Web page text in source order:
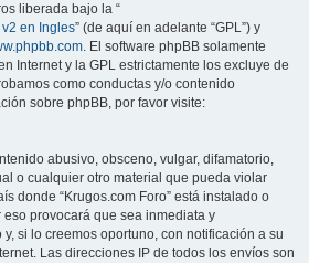
liberada bajo la “
en Ingles” (de aquí en adelante “GPL”) y
. El software phpBB solamente
Internet y la GPL estrictamente los excluye de
como conductas y/o contenido
sobre phpBB, por favor visite:
abusivo, obsceno, vulgar, difamatorio,
o cualquier otro material que pueda violar
donde “Krugos.com Foro” está instalado o
provocará que sea inmediata y
si lo creemos oportuno, con notificación a su
Las direcciones IP de todos los envíos son